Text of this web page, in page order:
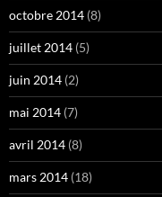
octobre 2014 (8)
juillet 2014 (5)
juin 2014 (2)
mai 2014 (7)
avril 2014 (8)
mars 2014 (18)